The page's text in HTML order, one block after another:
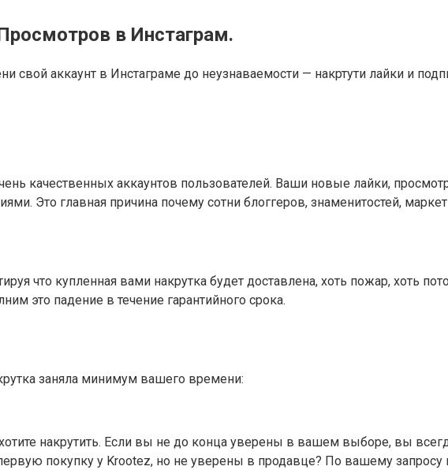
в Инстаграм.
свой аккаунт в Инстаграме до неузнаваемости — накртути лайки и
качественных аккаунтов пользователей. Ваши новые лайки,
Это главная причина почему сотни блоггеров, знаменитостей,
что купленная вами накрутка будет доставлена, хоть пожар, хоть
это падение в течение гарантийного срока.
заняла минимум вашего времени:
накрутить. Если вы не до конца уверены в вашем выборе, вы
покупку у Krootez, но не уверены в продавце? По вашему